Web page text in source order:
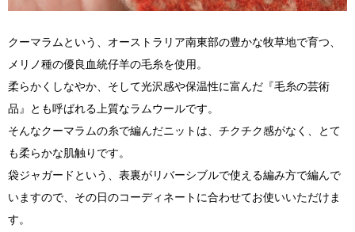
クーマラムという、オーストラリア南東部の豊かな牧草地で育つ、
メリノ種の優良血統仔羊の毛糸を使用。
柔らかくしなやか、そして光沢感や保温性に富んだ『毛糸の芸術
品』とも呼ばれる上質なラムウールです。
そんなクーマラムの糸で編んだニットは、チクチク感がなく、とて
も柔らかな肌触りです。
袋ジャガードという、表裏がリバーシブルで使える編み方で編んで
いますので、その日のコーディネートに合わせてお使いいただけま
す。